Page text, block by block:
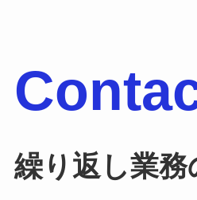
繰り返し業務